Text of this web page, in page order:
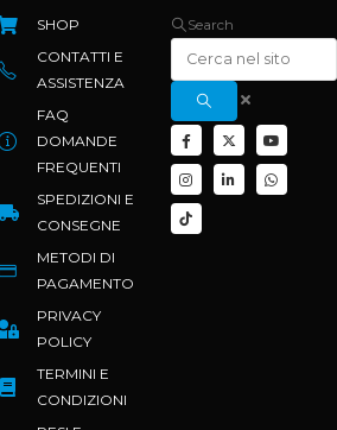
SHOP
CONTATTI E
ASSISTENZA
FAQ
DOMANDE
FREQUENTI
SPEDIZIONI E
CONSEGNE
METODI DI
PAGAMENTO
PRIVACY
POLICY
TERMINI E
CONDIZIONI
Search